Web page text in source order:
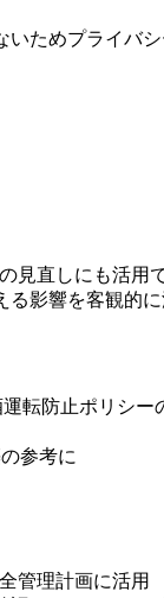
ためプライバシ
見直しにも活用
る影響を客観的
転防止ポリシー
参考に
管理計画に活用